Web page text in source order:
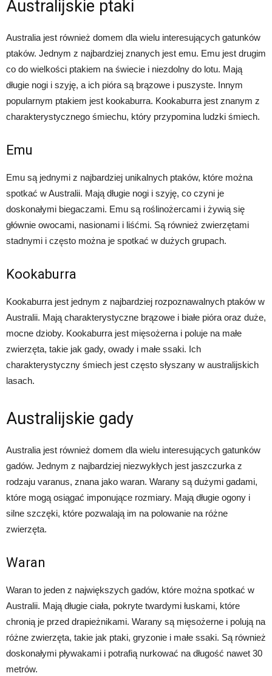
Australijskie ptaki
Australia jest również domem dla wielu interesujących gatunków
ptaków. Jednym z najbardziej znanych jest emu. Emu jest drugim
co do wielkości ptakiem na świecie i niezdolny do lotu. Mają
długie nogi i szyję, a ich pióra są brązowe i puszyste. Innym
popularnym ptakiem jest kookaburra. Kookaburra jest znanym z
charakterystycznego śmiechu, który przypomina ludzki śmiech.
Emu
Emu są jednymi z najbardziej unikalnych ptaków, które można
spotkać w Australii. Mają długie nogi i szyję, co czyni je
doskonałymi biegaczami. Emu są roślinożercami i żywią się
głównie owocami, nasionami i liśćmi. Są również zwierzętami
stadnymi i często można je spotkać w dużych grupach.
Kookaburra
Kookaburra jest jednym z najbardziej rozpoznawalnych ptaków w
Australii. Mają charakterystyczne brązowe i białe pióra oraz duże,
mocne dzioby. Kookaburra jest mięsożerna i poluje na małe
zwierzęta, takie jak gady, owady i małe ssaki. Ich
charakterystyczny śmiech jest często słyszany w australijskich
lasach.
Australijskie gady
Australia jest również domem dla wielu interesujących gatunków
gadów. Jednym z najbardziej niezwykłych jest jaszczurka z
rodzaju varanus, znana jako waran. Warany są dużymi gadami,
które mogą osiągać imponujące rozmiary. Mają długie ogony i
silne szczęki, które pozwalają im na polowanie na różne
zwierzęta.
Waran
Waran to jeden z największych gadów, które można spotkać w
Australii. Mają długie ciała, pokryte twardymi łuskami, które
chronią je przed drapieżnikami. Warany są mięsożerne i polują na
różne zwierzęta, takie jak ptaki, gryzonie i małe ssaki. Są również
doskonałymi pływakami i potrafią nurkować na długość nawet 30
metrów.